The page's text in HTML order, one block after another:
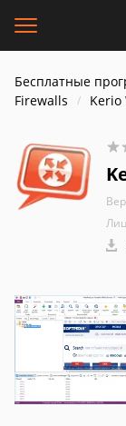
Бесплатные
Firewalls
Kerio